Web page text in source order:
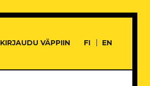
KIRJAUDU VÄPPIIN FI EN